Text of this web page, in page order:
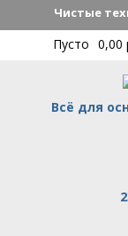
Чистые
Пусто 0,00
Всё для